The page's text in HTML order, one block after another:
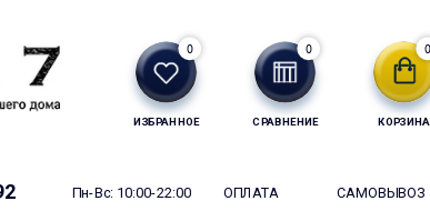
ИЗБРАННОЕ
0
СРАВНЕНИЕ
0
КОРЗИНА
0
Пн-Вс: 10:00-22:00 ОПЛАТА САМОВЫВОЗ